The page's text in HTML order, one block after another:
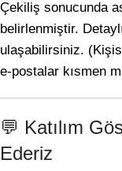
Çekiliş sonucunda
belirlenmiştir.
ulaşabilirsiniz.
e-postalar kısmen
💬 Katılım
Ederiz